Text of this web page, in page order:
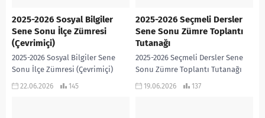
2025-2026 Sosyal Bilgiler
Sene Sonu İlçe Zümresi
(Çevrimiçi)
2025-2026 Sosyal Bilgiler Sene
Sonu İlçe Zümresi (Çevrimiçi)
2025-2026 SOSYAL BİLGİLER SENE
22.06.2026 145
2025-2026 Seçmeli Dersler
Sene Sonu Zümre Toplantı
Tutanağı
2025-2026 Seçmeli Dersler Sene
Sonu Zümre Toplantı Tutanağı
2025-2026 SEÇMELİ DERSLER SENE
19.06.2026 137